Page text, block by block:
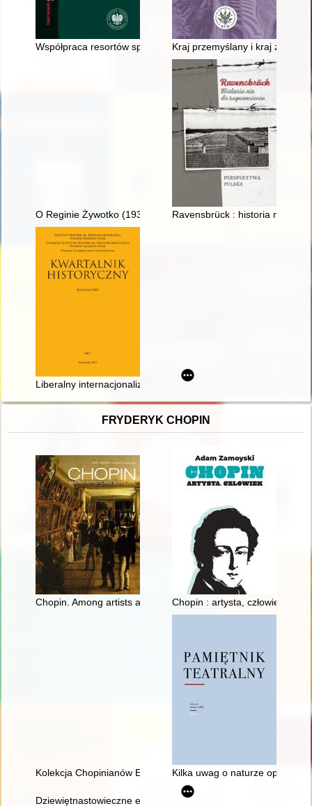
Współpraca resortów spraw wewnętrznych Polski i Węgier w
Kraj przemyślany i kraj
O Reginie Żywotko (1931-2022) wspomnienie : nauczycielka
Ravensbrück : historia nie do
Liberalny internacjonalizm Stanów Zjednoczonych a problem
FRYDERYK CHOPIN
Chopin. Among artists and scholarsChopin : artysta, człowiek
Kolekcja Chopinianów Edourda Ganche'a w Krakowie
Kilka uwag o naturze opery,
Dziewiętnastowieczne edycje dzieł Fryderyka Chopina jako